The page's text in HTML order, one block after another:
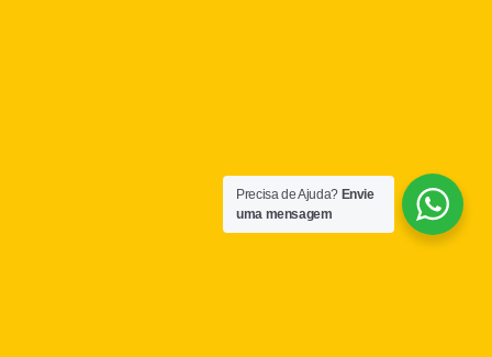
Precisa de Ajuda? Envie
uma mensagem